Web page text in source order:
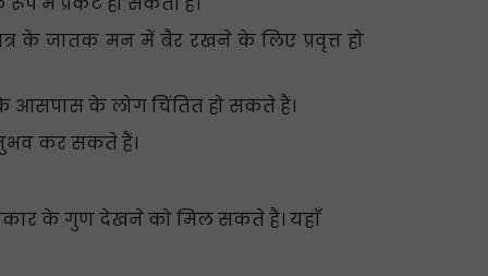
के जातक मन में बैर रखने के लिए प्रवृत्त हो
आसपास के लोग चिंतित हो सकते हैं।
कर सकते हैं।
के गुण देखने को मिल सकते हैं। यहाँ